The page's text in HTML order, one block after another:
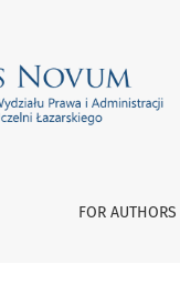
FOR AUTHORS